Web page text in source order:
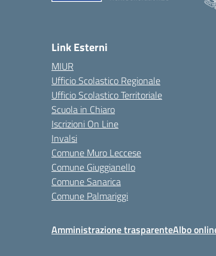
Link Esterni
MIUR
Ufficio Scolastico Regionale
Ufficio Scolastico Territoriale
Scuola in Chiaro
Iscrizioni On Line
Invalsi
Comune Muro Leccese
Comune Giuggianello
Comune Sanarica
Comune Palmariggi
Amministrazione trasparenteAlbo